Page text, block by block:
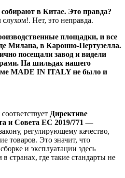
в Китае. Это правда?
Нет, это неправда.
площадки, и все
Милана, в Каронно-Пертузелла.
посещали завод и видели
На шильдах нашего
MADE IN ITALY не было и
Директиве
и Совета ЕС 2019/771 —
регулирующему качество,
товаров. Это значит, что
и эксплуатации здесь
странах, где такие стандарты не